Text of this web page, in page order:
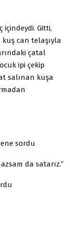
içindeydi. Gitti,
can telaşıyla
çatal
ipi çekip
salınan kuşa
sordu
da satarız.”